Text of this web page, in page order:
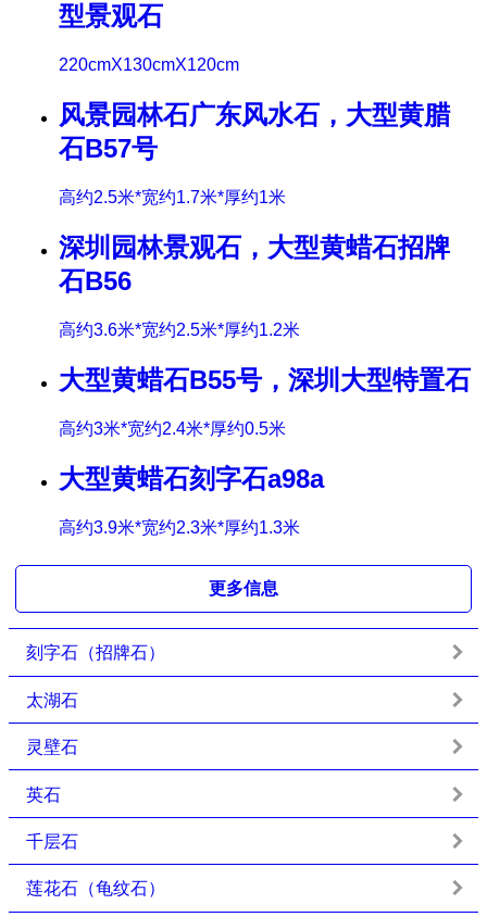
型景观石
220cmX130cmX120cm
风景园林石广东风水石，大型黄腊
石B57号
高约2.5米*宽约1.7米*厚约1米
深圳园林景观石，大型黄蜡石招牌
石B56
高约3.6米*宽约2.5米*厚约1.2米
大型黄蜡石B55号，深圳大型特置石
高约3米*宽约2.4米*厚约0.5米
大型黄蜡石刻字石a98a
高约3.9米*宽约2.3米*厚约1.3米
更多信息
刻字石（招牌石）
太湖石
灵壁石
英石
千层石
莲花石（龟纹石）